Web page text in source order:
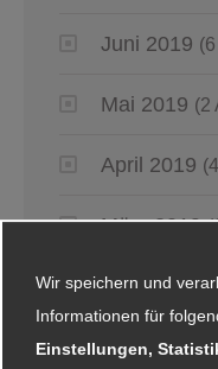
Juni 2019
Mai 2019 (2
April 2019
März 2019
Januar 2019
2018
Wir speichern und
Informationen für
Einstellungen,